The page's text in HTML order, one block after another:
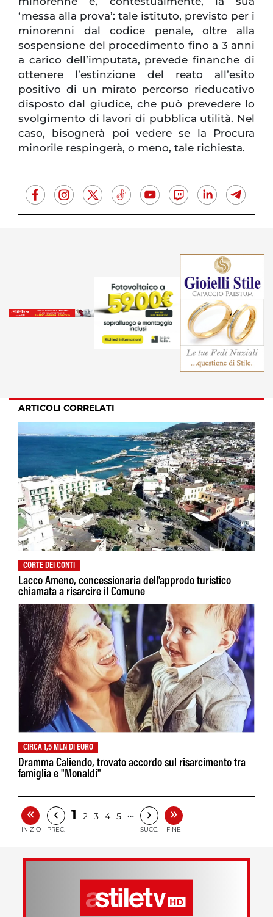
‘messa alla prova’: tale istituto, previsto per i
minorenni dal codice penale, oltre alla
sospensione del procedimento fino a 3 anni
a carico dell’imputata, prevede finanche di
ottenere l’estinzione del reato all’esito
positivo di un mirato percorso rieducativo
disposto dal giudice, che può prevedere lo
svolgimento di lavori di pubblica utilità. Nel
caso, bisognerà poi vedere se la Procura
minorile respingerà, o meno, tale richiesta.
ARTICOLI CORRELATI
CORTE DEI CONTI
Lacco Ameno, concessionaria dell'approdo turistico
chiamata a risarcire il Comune
CIRCA 1,5 MLN DI EURO
Dramma Caliendo, trovato accordo sul risarcimento tra
famiglia e "Monaldi"
«
INIZIO
‹
PREC.
1 2 3 4 5 … ›
SUCC.
»
FINE